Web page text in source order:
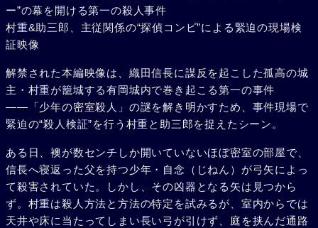
ー”の幕を開ける第一の殺人事件
村重&助三郎、主従関係の“探偵コンビ”による緊迫の現場検
証映像
解禁された本編映像は、織田信長に謀反を起こした孤高の城
主・村重が籠城する有岡城内で巻き起こる第一の事件
――「少年の密室殺人」の謎を解き明かすため、事件現場で
緊迫の“殺人検証”を行う村重と助三郎を捉えたシーン。
ある日、襖が数センチしか開いていないほぼ密室の部屋で、
信長へ寝返った父を持つ少年・自念（じねん）が弓矢によっ
て殺害されていた。しかし、その凶器となる矢は見つから
ず。村重は殺人方法と方法の特定を試みるが、室内からでは
天井や床に当たってしまい長い弓が引けず、庭を挟んだ通路